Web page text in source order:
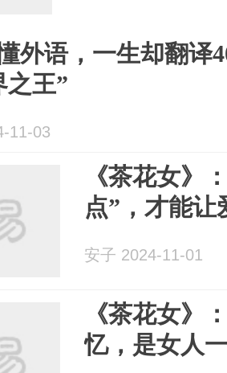
外语，一生却翻译
之王”
11-03
《茶花女》
点”，才能让
安子 2024-11-01
《茶花女》
忆，是女人